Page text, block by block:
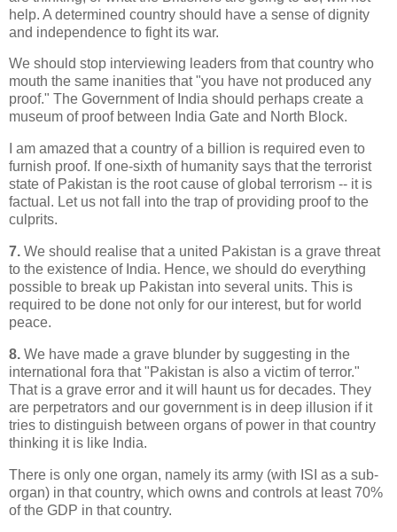
help. A determined country should have a sense of dignity
and independence to fight its war.
We should stop interviewing leaders from that country who
mouth the same inanities that "you have not produced any
proof." The Government of India should perhaps create a
museum of proof between India Gate and North Block.
I am amazed that a country of a billion is required even to
furnish proof. If one-sixth of humanity says that the terrorist
state of Pakistan is the root cause of global terrorism -- it is
factual. Let us not fall into the trap of providing proof to the
culprits.
7. We should realise that a united Pakistan is a grave threat
to the existence of India. Hence, we should do everything
possible to break up Pakistan into several units. This is
required to be done not only for our interest, but for world
peace.
8. We have made a grave blunder by suggesting in the
international fora that "Pakistan is also a victim of terror."
That is a grave error and it will haunt us for decades. They
are perpetrators and our government is in deep illusion if it
tries to distinguish between organs of power in that country
thinking it is like India.
There is only one organ, namely its army (with ISI as a sub-
organ) in that country, which owns and controls at least 70%
of the GDP in that country.